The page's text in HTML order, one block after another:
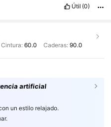
Útil (0)
Cintura: 60.0 Caderas: 90.0
artificial
un estilo relajado.